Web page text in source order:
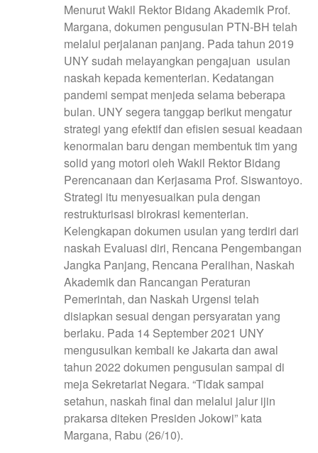
Menurut Wakil Rektor Bidang Akademik Prof.
Margana, dokumen pengusulan PTN-BH telah
melalui perjalanan panjang. Pada tahun 2019
UNY sudah melayangkan pengajuan usulan
naskah kepada kementerian. Kedatangan
pandemi sempat menjeda selama beberapa
bulan. UNY segera tanggap berikut mengatur
strategi yang efektif dan efisien sesuai keadaan
kenormalan baru dengan membentuk tim yang
solid yang motori oleh Wakil Rektor Bidang
Perencanaan dan Kerjasama Prof. Siswantoyo.
Strategi itu menyesuaikan pula dengan
restrukturisasi birokrasi kementerian.
Kelengkapan dokumen usulan yang terdiri dari
naskah Evaluasi diri, Rencana Pengembangan
Jangka Panjang, Rencana Peralihan, Naskah
Akademik dan Rancangan Peraturan
Pemerintah, dan Naskah Urgensi telah
disiapkan sesuai dengan persyaratan yang
berlaku. Pada 14 September 2021 UNY
mengusulkan kembali ke Jakarta dan awal
tahun 2022 dokumen pengusulan sampai di
meja Sekretariat Negara. “Tidak sampai
setahun, naskah final dan melalui jalur ijin
prakarsa diteken Presiden Jokowi” kata
Margana, Rabu (26/10).